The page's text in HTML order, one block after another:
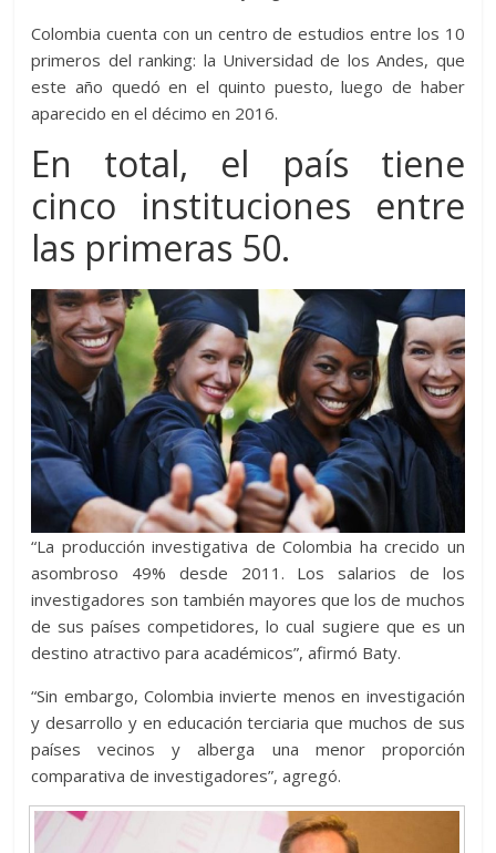
Colombia cuenta con un centro de estudios entre los 10
primeros del ranking: la Universidad de los Andes, que
este año quedó en el quinto puesto, luego de haber
aparecido en el décimo en 2016.
En total, el país tiene
cinco instituciones entre
las primeras 50.
“La producción investigativa de Colombia ha crecido un
asombroso 49% desde 2011. Los salarios de los
investigadores son también mayores que los de muchos
de sus países competidores, lo cual sugiere que es un
destino atractivo para académicos”, afirmó Baty.
“Sin embargo, Colombia invierte menos en investigación
y desarrollo y en educación terciaria que muchos de sus
países vecinos y alberga una menor proporción
comparativa de investigadores”, agregó.